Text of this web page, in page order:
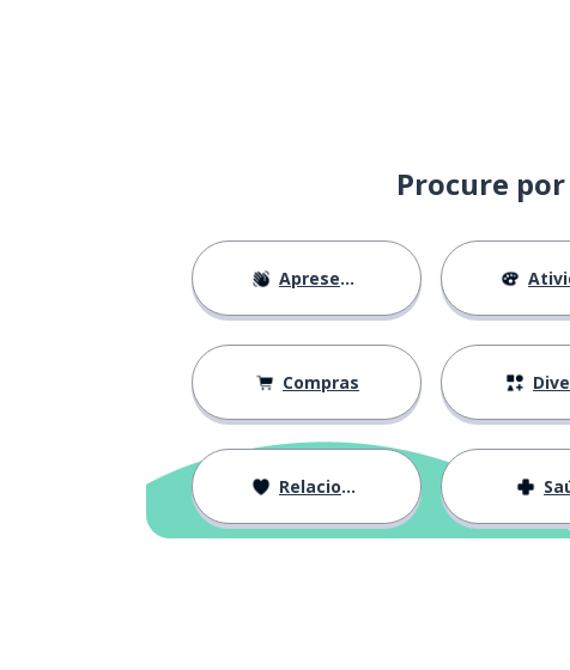
Procure
Apresentações
Compras
Relacionamentos